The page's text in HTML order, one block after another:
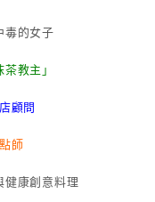
毒的女子
教主」
顧問
師
健康創意料理